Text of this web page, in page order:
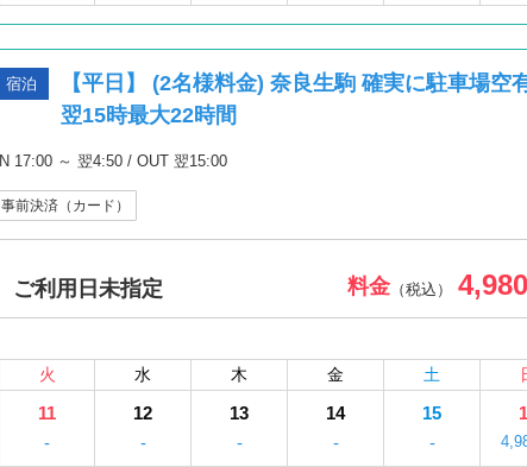
宿泊
【平日】 (2名様料金) 奈良生駒 確実に駐車場空
翌15時最大22時間
IN 17:00 ～ 翌4:50 / OUT 翌15:00
事前決済（カード）
ご利用日未指定 料金（税込）
火 水 木 金 土
11
-
12
-
13
-
14
-
15
-